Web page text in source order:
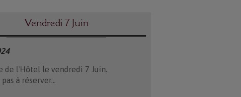
Vendredi 7 Juin
de l'Hôtel le vendredi 7 Juin.
à réserver...